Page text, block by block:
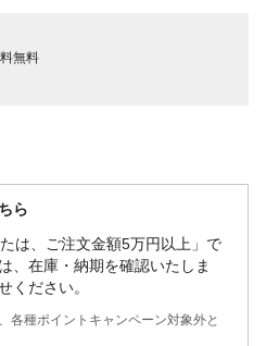
無料
ら
は、ご注文金額5万円以上」で
、在庫・納期を確認いたしま
ください。
各種ポイントキャンペーン対象外と